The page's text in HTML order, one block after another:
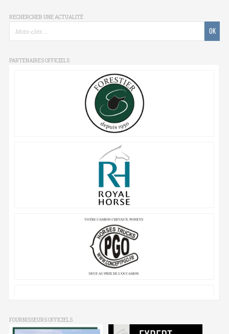
RECHERCHER UNE ACTUALITÉ
PARTENAIRES OFFICIELS
FOURNISSEURS OFFICIELS